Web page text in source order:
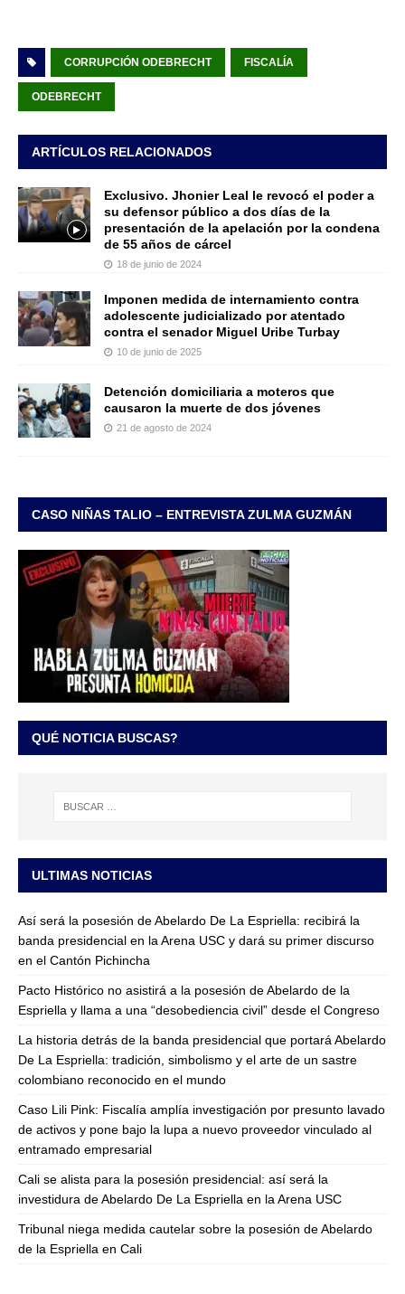
CORRUPCIÓN ODEBRECHT FISCALÍA
ODEBRECHT
ARTÍCULOS RELACIONADOS
Exclusivo. Jhonier Leal le revocó el poder a
su defensor público a dos días de la
presentación de la apelación por la condena
de 55 años de cárcel
18 de junio de 2024
Imponen medida de internamiento contra
adolescente judicializado por atentado
contra el senador Miguel Uribe Turbay
10 de junio de 2025
Detención domiciliaria a moteros que
causaron la muerte de dos jóvenes
21 de agosto de 2024
CASO NIÑAS TALIO – ENTREVISTA ZULMA GUZMÁN
QUÉ NOTICIA BUSCAS?
ULTIMAS NOTICIAS
Así será la posesión de Abelardo De La Espriella: recibirá la
banda presidencial en la Arena USC y dará su primer discurso
en el Cantón Pichincha
Pacto Histórico no asistirá a la posesión de Abelardo de la
Espriella y llama a una “desobediencia civil” desde el Congreso
La historia detrás de la banda presidencial que portará Abelardo
De La Espriella: tradición, simbolismo y el arte de un sastre
colombiano reconocido en el mundo
Caso Lili Pink: Fiscalía amplía investigación por presunto lavado
de activos y pone bajo la lupa a nuevo proveedor vinculado al
entramado empresarial
Cali se alista para la posesión presidencial: así será la
investidura de Abelardo De La Espriella en la Arena USC
Tribunal niega medida cautelar sobre la posesión de Abelardo
de la Espriella en Cali